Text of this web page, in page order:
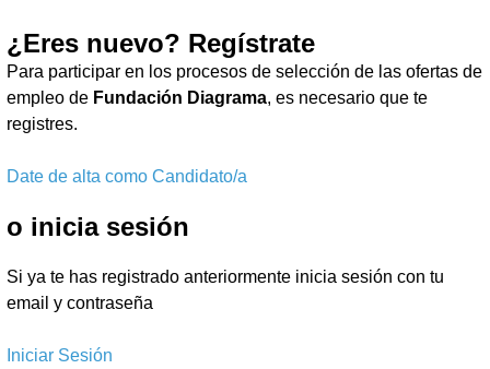
o
s
¿Eres nuevo? Regístrate
Para participar en los procesos de selección de las ofertas de
empleo de Fundación Diagrama, es necesario que te
registres.
Date de alta como Candidato/a
o inicia sesión
Si ya te has registrado anteriormente inicia sesión con tu
email y contraseña
Iniciar Sesión